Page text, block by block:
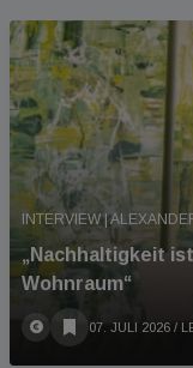
INTERVIEW |
„Nachhaltigkeit
Wohnraum“
07. JULI 2026 /